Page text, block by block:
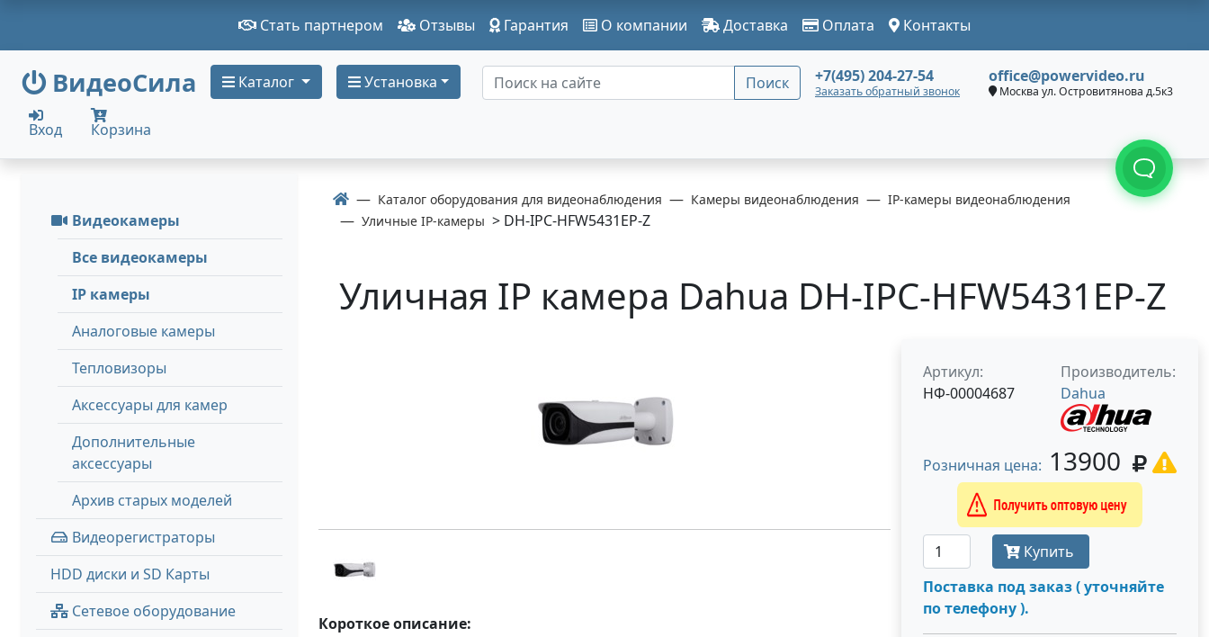
Стать партнером Отзывы Гарантия О компании Доставка Оплата Контакты
ВидеоСила Каталог Установка Поиск +7(495) 204-27-54
Заказать обратный звонок
office@powervideo.ru
Москва ул. Островитянова д.5к3
Вход Корзина
Видеокамеры
Все видеокамеры
IP камеры
Аналоговые камеры
Тепловизоры
Аксессуары для камер
Дополнительные
аксессуары
Архив старых моделей
Видеорегистраторы
HDD диски и SD Карты
Сетевое оборудование
Каталог оборудования для видеонаблюдения Камеры видеонаблюдения
IP-камеры видеонаблюдения
Уличные IP-камеры > DH-IPC-HFW5431EP-Z
Уличная IP камера Dahua DH-IPC-HFW5431EP-Z
Короткое описание:
Артикул:
НФ-00004687
Производитель:
Dahua
Розничная цена: 13900
Получить оптовую цену
Купить
Поставка под заказ ( уточняйте
по телефону ).